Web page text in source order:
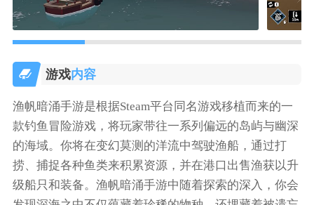
游戏内容
渔帆暗涌手游是根据Steam平台同名游戏移植而来的一
款钓鱼冒险游戏，将玩家带往一系列偏远的岛屿与幽深
的海域。你将在变幻莫测的洋流中驾驶渔船，通过打
捞、捕捉各种鱼类来积累资源，并在港口出售渔获以升
级船只和装备。渔帆暗涌手游中随着探索的深入，你会